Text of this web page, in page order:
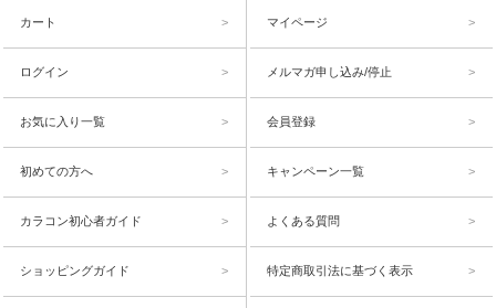
カート マイページ
ログイン メルマガ申し込み/停止
お気に入り一覧 会員登録
初めての方へ キャンペーン一覧
カラコン初心者ガイド よくある質問
ショッピングガイド 特定商取引法に基づく表示